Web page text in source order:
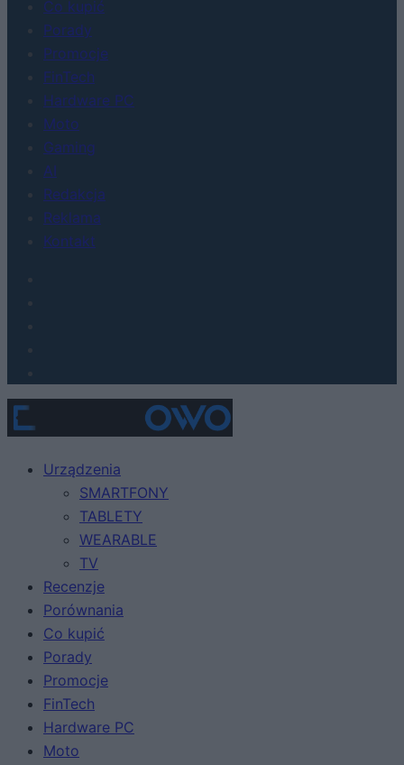
Co kupić
Porady
Promocje
FinTech
Hardware PC
Moto
Gaming
AI
Redakcja
Reklama
Kontakt
Urządzenia
SMARTFONY
TABLETY
WEARABLE
TV
Recenzje
Porównania
Co kupić
Porady
Promocje
FinTech
Hardware PC
Moto